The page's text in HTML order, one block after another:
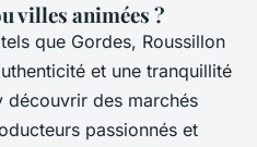
villes animées ?
tels que Gordes, Roussillon
et une tranquillité
découvrir des marchés
passionnés et